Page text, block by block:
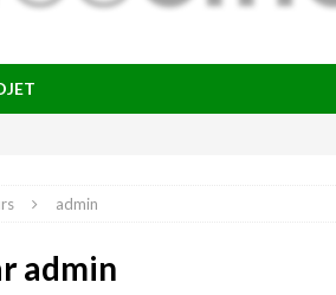
admin
admin